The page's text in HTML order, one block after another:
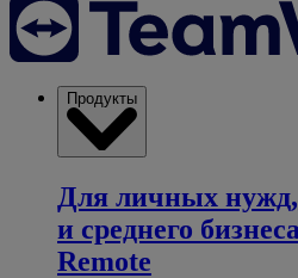
Продукты
Для личных
и среднего бизнеса
Remote